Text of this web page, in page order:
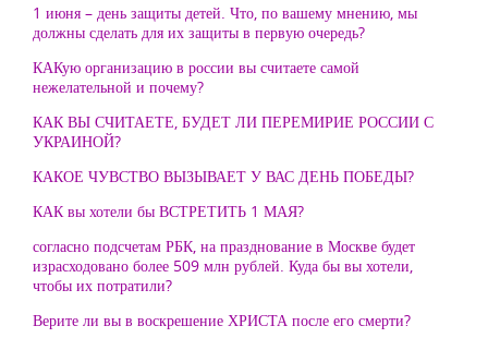
1 июня – день защиты детей. Что, по вашему мнению, мы
должны сделать для их защиты в первую очередь?
КАКую организацию в россии вы считаете самой
нежелательной и почему?
КАК ВЫ СЧИТАЕТЕ, БУДЕТ ЛИ ПЕРЕМИРИЕ РОССИИ С
УКРАИНОЙ?
КАКОЕ ЧУВСТВО ВЫЗЫВАЕТ У ВАС ДЕНЬ ПОБЕДЫ?
КАК вы хотели бы ВСТРЕТИТЬ 1 МАЯ?
согласно подсчетам РБК, на празднование в Москве будет
израсходовано более 509 млн рублей. Куда бы вы хотели,
чтобы их потратили?
Верите ли вы в воскрешение ХРИСТА после его смерти?